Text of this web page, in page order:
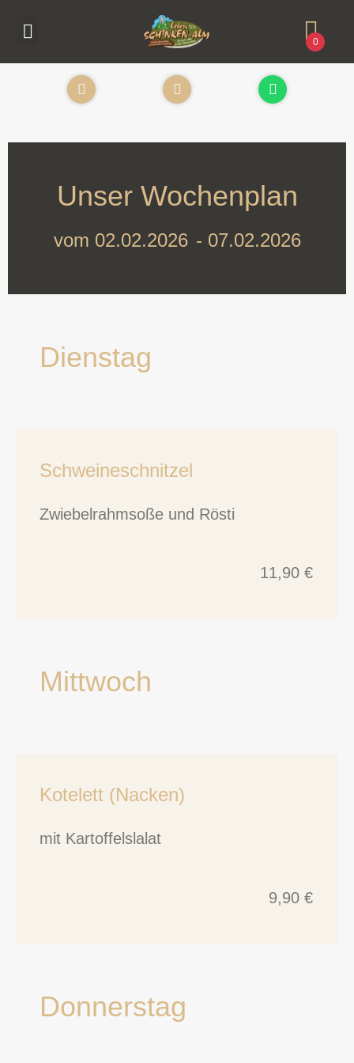
0
Unser Wochenplan
vom 02.02.2026 - 07.02.2026
Dienstag
Schweineschnitzel
Zwiebelrahmsoße und Rösti
11,90 €
Mittwoch
Kotelett (Nacken)
mit Kartoffelslalat
9,90 €
Donnerstag